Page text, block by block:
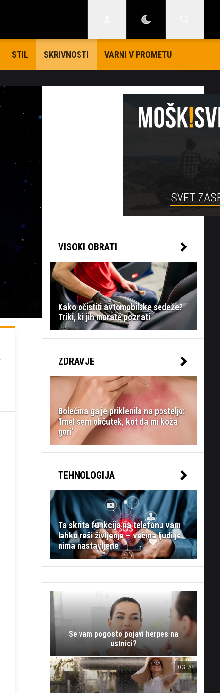
STIL SKRIVNOSTI VARNI V PROMETU
VISOKI OBRATI
Kako očistiti avtomobilske sedeže?
Triki, ki jih morate poznati
ZDRAVJE
Bolečina ga je priklenila na posteljo:
'Imel sem občutek, kot da mi koža
gori'
TEHNOLOGIJA
Ta skrita funkcija na telefonu vam
lahko reši življenje – večina ljudi je
nima nastavljene
Se vam pogosto pojavi herpes na
ustnici?
OGLAS